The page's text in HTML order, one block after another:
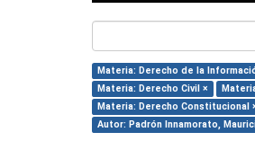
Materia: Derecho de la
Materia: Derecho Civil ×
Materia: Derecho Constitucional
Autor: Padrón Innamorato,